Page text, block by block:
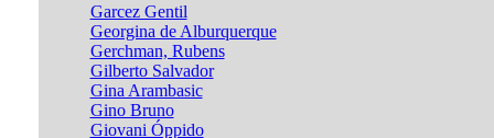
Garcez Gentil
Georgina de Alburquerque
Gerchman, Rubens
Gilberto Salvador
Gina Arambasic
Gino Bruno
Giovani Óppido